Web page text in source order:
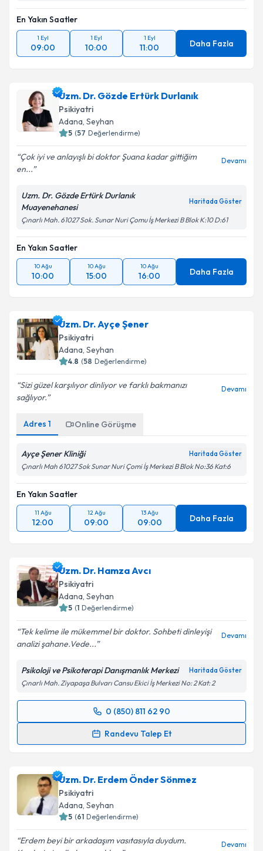
En Yakın Saatler
1 Eyl
09:00
1 Eyl
10:00
1 Eyl
11:00 Daha Fazla
Uzm. Dr. Gözde Ertürk Durlanık
Psikiyatri
Adana, Seyhan
5 (57 Değerlendirme)
Çok iyi ve anlayışlı bi doktor Şuana kadar gittiğim
en...
Devamı
Uzm. Dr. Gözde Ertürk Durlanık
Muayenehanesi
Haritada Göster
Çınarlı Mah. 61027 Sok. Sunar Nuri Çomu İş Merkezi B Blok K:10 D:61
En Yakın Saatler
10 Ağu
10:00
10 Ağu
15:00
10 Ağu
16:00 Daha Fazla
Uzm. Dr. Ayçe Şener
Psikiyatri
Adana, Seyhan
4.8 (58 Değerlendirme)
Sizi güzel karşılıyor dinliyor ve farklı bakmanızı
sağlıyor.
Devamı
Adres 1 Online Görüşme
Ayçe Şener Kliniği Haritada Göster
Çınarlı Mah 61027 Sok Sunar Nuri Çomi İş Merkezi B Blok No:36 Kat:6
En Yakın Saatler
11 Ağu
12:00
12 Ağu
09:00
13 Ağu
09:00 Daha Fazla
Uzm. Dr. Hamza Avcı
Psikiyatri
Adana, Seyhan
5 (1 Değerlendirme)
Tek kelime ile mükemmel bir doktor. Sohbeti dinleyişi
analizi şahane.Vede...
Devamı
Psikoloji ve Psikoterapi Danışmanlık Merkezi Haritada Göster
Çınarlı Mah. Ziyapaşa Bulvarı Cansu Ekici İş Merkezi No: 2 Kat: 2
0 (850) 811 62 90
Randevu Talep Et
Randevu Takvimi Talebi
takvim hazırlandığında e-posta ile bilgilendireceğiz.
E-posta Adresiniz
Uzm. Dr. Erdem Önder Sönmez
Psikiyatri
Adana, Seyhan
5 (61 Değerlendirme)
Erdem beyi bir arkadaşım vasıtasıyla duydum.
Devamı